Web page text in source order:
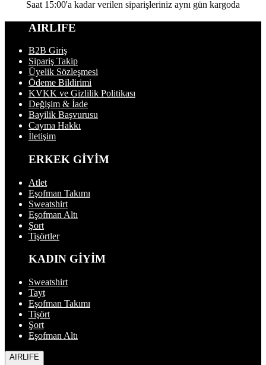
Saat 15:00'a kadar verilen siparişleriniz aynı gün kargoda
AIRLIFE
B2B Giriş
Sipariş Takip
Üyelik Sözleşmesi
Ödeme Bildirimi
KVKK ve Gizlilik Politikası
Değişim & İade
Bayilik Başvurusu
Cayma Hakkı
İletişim
ERKEK GİYİM
Atlet
Eşofman Takımı
Sweatshirt
Eşofman Altı
Şort
Tişörtler
KADIN GİYİM
Sweatshirt
Tayt
Eşofman Takımı
Tişört
Şort
Eşofman Altı
AIRLIFE